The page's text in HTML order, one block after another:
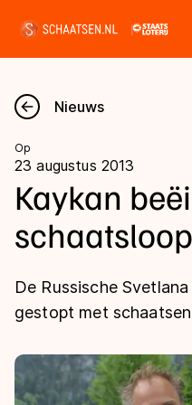
Nieuws
Kalender
Disciplines
Langebaan
Inlineskaten
Uitslagen
Shorttrack
Marathon
Tijden & historie
Ranglijsten Langebaan
Nieuws
Op
23 augustus 2013
Kaykan
De Russische
gestopt met